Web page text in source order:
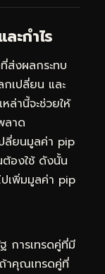
ะกำไร
ส่งผลกระทบ
เปลี่ยน และ
ล่านี้จะช่วยให้
ลาด
ลี่ยนมูลค่า pip
องใช้ ดังนั้น
เพิ่มมูลค่า pip
การเทรดคู่ที่มี
าคุณเทรดคู่ที่